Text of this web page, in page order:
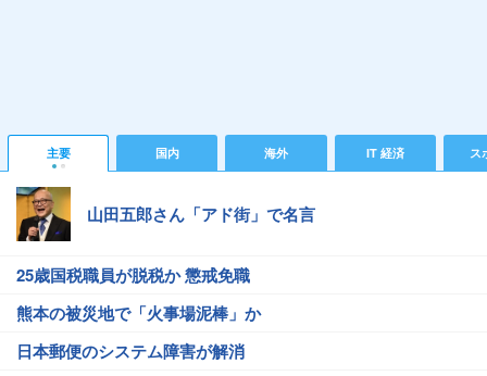
主要 国内 海外 IT 経済 ス
山田五郎さん「アド街」で名言
25歳国税職員が脱税か 懲戒免職
熊本の被災地で「火事場泥棒」か
日本郵便のシステム障害が解消